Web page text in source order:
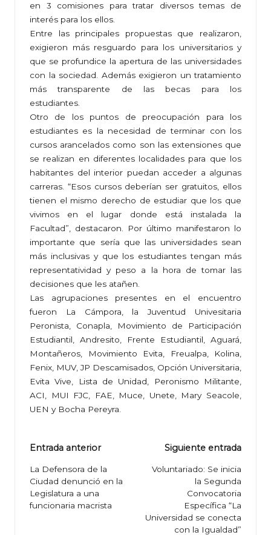
en 3 comisiones para tratar diversos temas de
interés para los ellos.
Entre las principales propuestas que realizaron,
exigieron más resguardo para los universitarios y
que se profundice la apertura de las universidades
con la sociedad. Además exigieron un tratamiento
más transparente de las becas para los
estudiantes.
Otro de los puntos de preocupación para los
estudiantes es la necesidad de terminar con los
cursos arancelados como son las extensiones que
se realizan en diferentes localidades para que los
habitantes del interior puedan acceder a algunas
carreras. “Esos cursos deberían ser gratuitos, ellos
tienen el mismo derecho de estudiar que los que
vivimos en el lugar donde está instalada la
Facultad”, destacaron. Por último manifestaron lo
importante que sería que las universidades sean
más inclusivas y que los estudiantes tengan más
representatividad y peso a la hora de tomar las
decisiones que les atañen.
Las agrupaciones presentes en el encuentro
fueron La Cámpora, la Juventud Univesitaria
Peronista, Conapla, Movimiento de Participación
Estudiantil, Andresito, Frente Estudiantil, Aguará,
Montañeros, Movimiento Evita, Freualpa, Kolina,
Fenix, MUV, JP Descamisados, Opción Universitaria,
Evita Vive, Lista de Unidad, Peronismo Militante,
ACI, MUI FJC, FAE, Muce, Unete, Mary Seacole,
UEN y Bocha Pereyra.
Navegación
de
entradas
Entrada anterior
La Defensora de la
Ciudad denunció en la
Legislatura a una
funcionaria macrista
Siguiente entrada
Voluntariado: Se inicia
la Segunda
Convocatoria
Específica “La
Universidad se conecta
con la Igualdad”